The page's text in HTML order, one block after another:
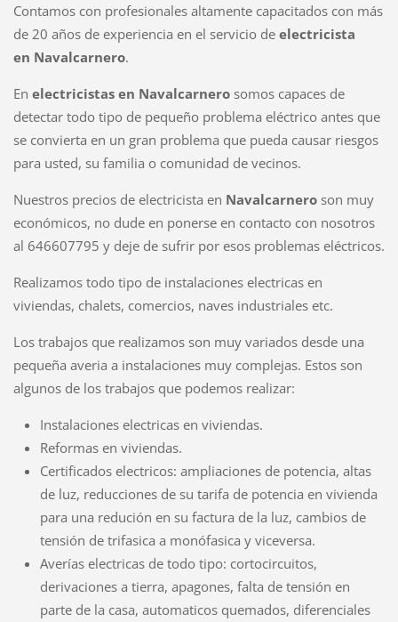
Contamos con profesionales altamente capacitados con más
de 20 años de experiencia en el servicio de electricista
en Navalcarnero.
En electricistas en Navalcarnero somos capaces de
detectar todo tipo de pequeño problema eléctrico antes que
se convierta en un gran problema que pueda causar riesgos
para usted, su familia o comunidad de vecinos.
Nuestros precios de electricista en Navalcarnero son muy
económicos, no dude en ponerse en contacto con nosotros
al 646607795 y deje de sufrir por esos problemas eléctricos.
Realizamos todo tipo de instalaciones electricas en
viviendas, chalets, comercios, naves industriales etc.
Los trabajos que realizamos son muy variados desde una
pequeña averia a instalaciones muy complejas. Estos son
algunos de los trabajos que podemos realizar:
Instalaciones electricas en viviendas.
Reformas en viviendas.
Certificados electricos: ampliaciones de potencia, altas
de luz, reducciones de su tarifa de potencia en vivienda
para una redución en su factura de la luz, cambios de
tensión de trifasica a monófasica y viceversa.
Averías electricas de todo tipo: cortocircuitos,
derivaciones a tierra, apagones, falta de tensión en
parte de la casa, automaticos quemados, diferenciales